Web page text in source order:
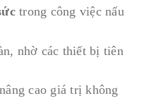
trong công việc nấu
nhờ các thiết bị tiên
cao giá trị không